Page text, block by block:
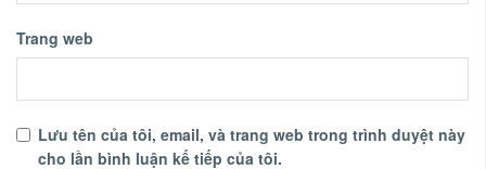
Trang web
Lưu tên của tôi, email, và trang web trong trình duyệt này
cho lần bình luận kế tiếp của tôi.